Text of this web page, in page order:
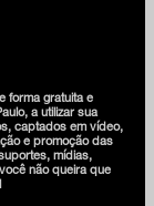
forma gratuita e
a utilizar sua
captados em vídeo,
e promoção das
mídias,
não queira que